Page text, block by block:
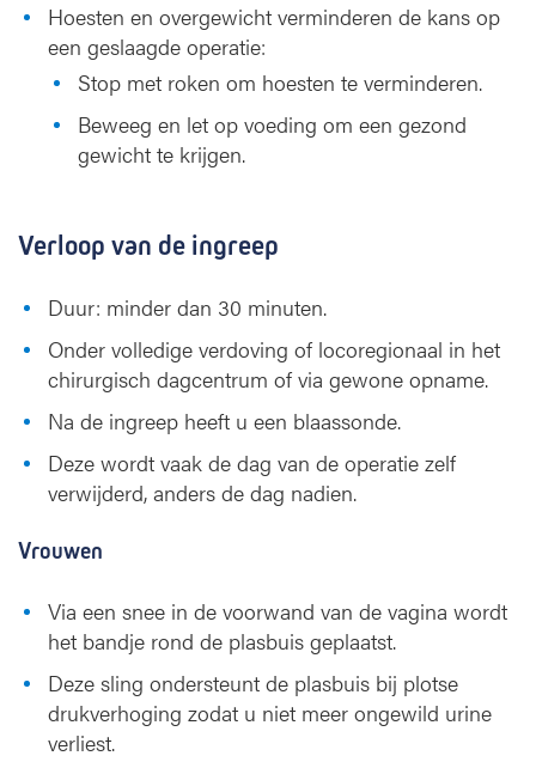
Hoesten en overgewicht verminderen de kans op
een geslaagde operatie:
Stop met roken om hoesten te verminderen.
Beweeg en let op voeding om een gezond
gewicht te krijgen.
Verloop van de ingreep
Duur: minder dan 30 minuten.
Onder volledige verdoving of locoregionaal in het
chirurgisch dagcentrum of via gewone opname.
Na de ingreep heeft u een blaassonde.
Deze wordt vaak de dag van de operatie zelf
verwijderd, anders de dag nadien.
Vrouwen
Via een snee in de voorwand van de vagina wordt
het bandje rond de plasbuis geplaatst.
Deze sling ondersteunt de plasbuis bij plotse
drukverhoging zodat u niet meer ongewild urine
verliest.